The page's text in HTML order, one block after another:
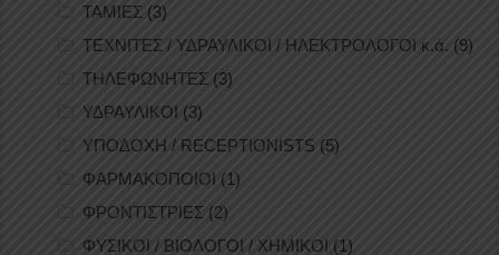
ΤΑΜΙΕΣ (3)
ΤΕΧΝΙΤΕΣ / ΥΔΡΑΥΛΙΚΟΙ / ΗΛΕΚΤΡΟΛΟΓΟΙ κ.ά. (9)
ΤΗΛΕΦΩΝΗΤΕΣ (3)
ΥΔΡΑΥΛΙΚΟΙ (3)
ΥΠΟΔΟΧΗ / RECEPTIONISTS (5)
ΦΑΡΜΑΚΟΠΟΙΟΙ (1)
ΦΡΟΝΤΙΣΤΡΙΕΣ (2)
ΦΥΣΙΚΟΙ / ΒΙΟΛΟΓΟΙ / ΧΗΜΙΚΟΙ (1)